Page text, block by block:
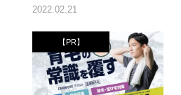
2022.02.21
【PR】